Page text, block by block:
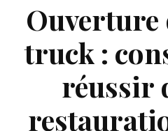
Ouverture
truck :
réussir